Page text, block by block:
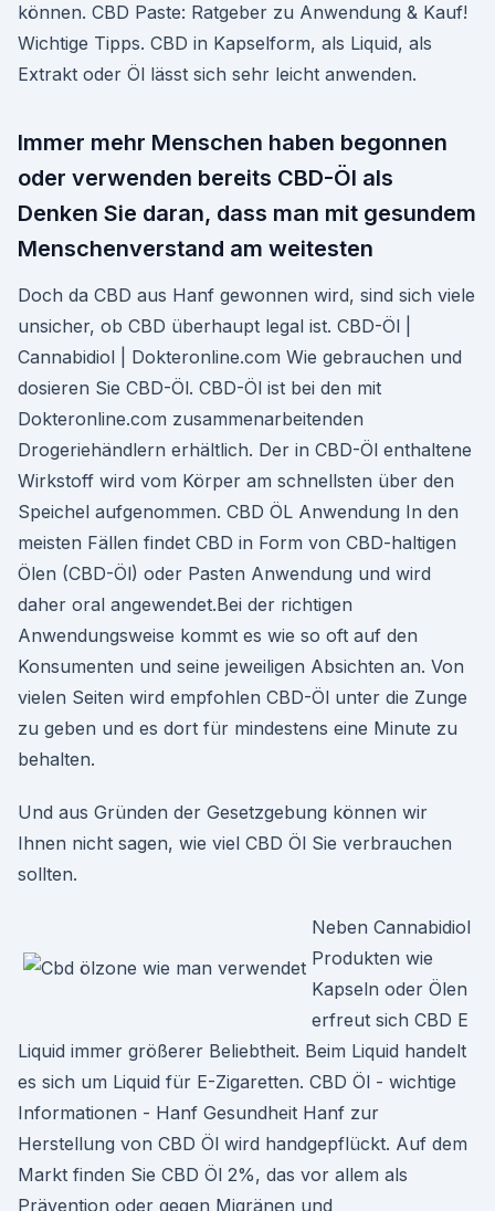
können. CBD Paste: Ratgeber zu Anwendung & Kauf!
Wichtige Tipps. CBD in Kapselform, als Liquid, als
Extrakt oder Öl lässt sich sehr leicht anwenden.
Immer mehr Menschen haben begonnen
oder verwenden bereits CBD-Öl als
Denken Sie daran, dass man mit gesundem
Menschenverstand am weitesten
Doch da CBD aus Hanf gewonnen wird, sind sich viele
unsicher, ob CBD überhaupt legal ist. CBD-Öl |
Cannabidiol | Dokteronline.com Wie gebrauchen und
dosieren Sie CBD-Öl. CBD-Öl ist bei den mit
Dokteronline.com zusammenarbeitenden
Drogeriehändlern erhältlich. Der in CBD-Öl enthaltene
Wirkstoff wird vom Körper am schnellsten über den
Speichel aufgenommen. CBD ÖL Anwendung In den
meisten Fällen findet CBD in Form von CBD-haltigen
Ölen (CBD-Öl) oder Pasten Anwendung und wird
daher oral angewendet.Bei der richtigen
Anwendungsweise kommt es wie so oft auf den
Konsumenten und seine jeweiligen Absichten an. Von
vielen Seiten wird empfohlen CBD-Öl unter die Zunge
zu geben und es dort für mindestens eine Minute zu
behalten.
Und aus Gründen der Gesetzgebung können wir
Ihnen nicht sagen, wie viel CBD Öl Sie verbrauchen
sollten.
Neben Cannabidiol
Produkten wie
Kapseln oder Ölen
erfreut sich CBD E
Liquid immer größerer Beliebtheit. Beim Liquid handelt
es sich um Liquid für E-Zigaretten. CBD Öl - wichtige
Informationen - Hanf Gesundheit Hanf zur
Herstellung von CBD Öl wird handgepflückt. Auf dem
Markt finden Sie CBD Öl 2%, das vor allem als
Prävention oder gegen Migränen und